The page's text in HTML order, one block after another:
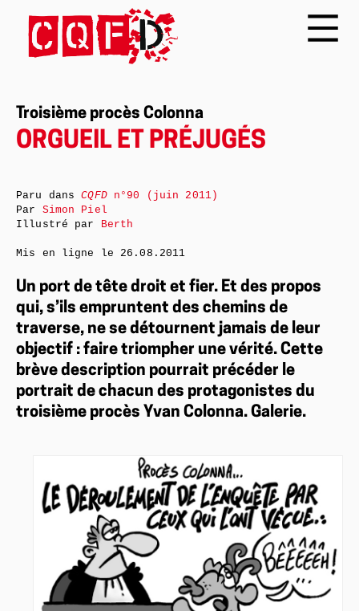
Troisième procès Colonna
ORGUEIL ET PRÉJUGÉS
Un port de tête droit et fier. Et des propos
qui, s’ils empruntent des chemins de
traverse, ne se détournent jamais de leur
objectif : faire triompher une vérité. Cette
brève description pourrait précéder le
portrait de chacun des protagonistes du
troisième procès Yvan Colonna. Galerie.
Paru dansCQFDn°90 (juin 2011)
Par Simon Piel
Illustré par Berth
Mis en ligne le 26.08.2011